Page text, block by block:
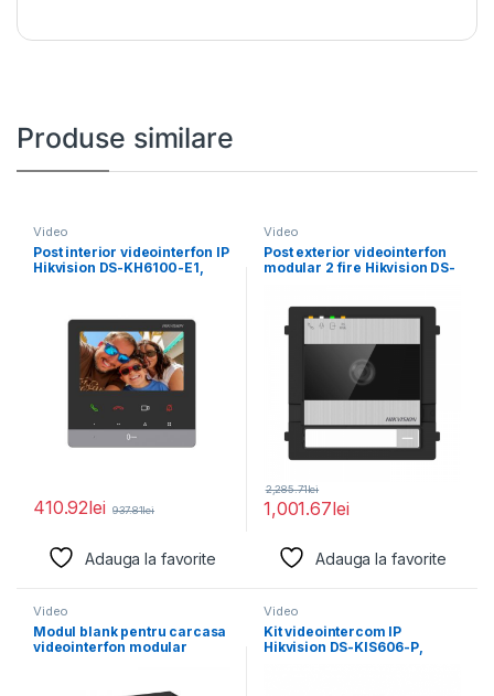
Produse similare
Video
Post interior videointerfon IP
Hikvision DS-KH6100-E1,
410.92lei 937.81lei
Adauga la favorite
Video
Post exterior videointerfon
modular 2 fire Hikvision DS-
1,001.67lei
2,285.71lei
Adauga la favorite
Video
Modul blank pentru carcasa
videointerfon modular
Video
Kit videointercom IP
Hikvision DS-KIS606-P,